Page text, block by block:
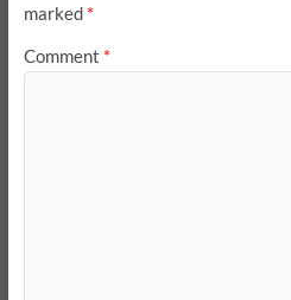
marked *
Comment *